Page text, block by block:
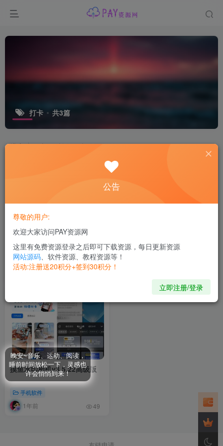
打卡 共3篇
排序 更新 浏览 点赞 评论
星盒APP开源免费的虚拟定
位，考勤打卡
手机软件
打卡
摸鱼水印相机v3.5.22高级版
手机软件
1年前 49
晚安~音乐、运动、阅读，
睡前时间放松一下，灵感也
许会悄悄到来！
公告
尊敬的用户:
欢迎大家访问PAY资源网
这里有免费资源登录之后即可下载资源，每日更新资源
网站源码、软件资源、教程资源等！
活动:注册送20积分+签到30积分！
立即注册/登录